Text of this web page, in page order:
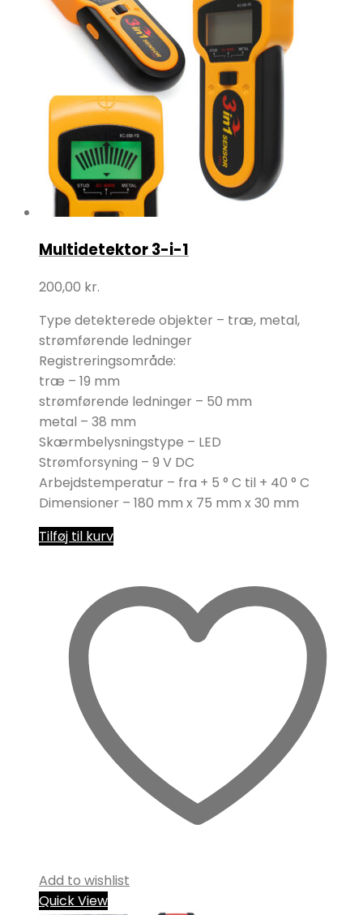
Multidetektor 3-i-1
200,00 kr.
Type detekterede objekter – træ, metal,
strømførende ledninger
Registreringsområde:
træ – 19 mm
strømførende ledninger – 50 mm
metal – 38 mm
Skærmbelysningstype – LED
Strømforsyning – 9 V DC
Arbejdstemperatur – fra + 5 ° C til + 40 ° C
Dimensioner – 180 mm x 75 mm x 30 mm
Tilføj til kurv
Add to wishlist
Quick View